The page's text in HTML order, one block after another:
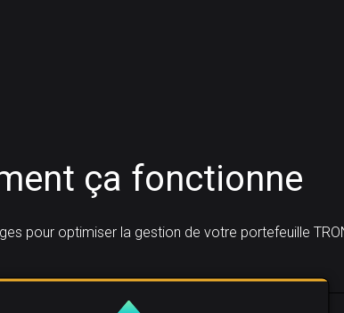
ça fonctionne
pour optimiser la gestion de votre portefeuille